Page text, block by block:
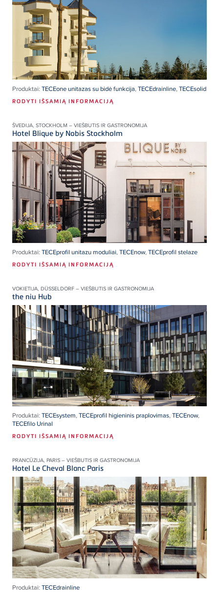
Produktai: TECEone unitazas su bidė funkcija,TECEdrainline,TECEsolid
RODYTI IŠSAMIĄ INFORMACIJĄ
ŠVEDIJA, STOCKHOLM – VIEŠBUTIS IR GASTRONOMIJA
Hotel Blique by Nobis Stockholm
Produktai: TECEprofil unitazu moduliai,TECEnow,TECEprofil stelaze
RODYTI IŠSAMIĄ INFORMACIJĄ
VOKIETIJA, DÜSSELDORF – VIEŠBUTIS IR GASTRONOMIJA
the niu Hub
Produktai: TECEsystem,TECEprofil higieninis praplovimas,TECEnow,
TECEfilo Urinal
RODYTI IŠSAMIĄ INFORMACIJĄ
PRANCŪZIJA, PARIS – VIEŠBUTIS IR GASTRONOMIJA
Hotel Le Cheval Blanc Paris
Produktai: TECEdrainline